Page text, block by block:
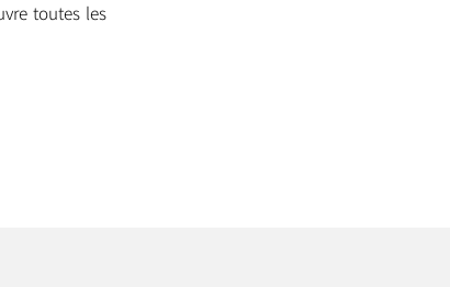
toutes les